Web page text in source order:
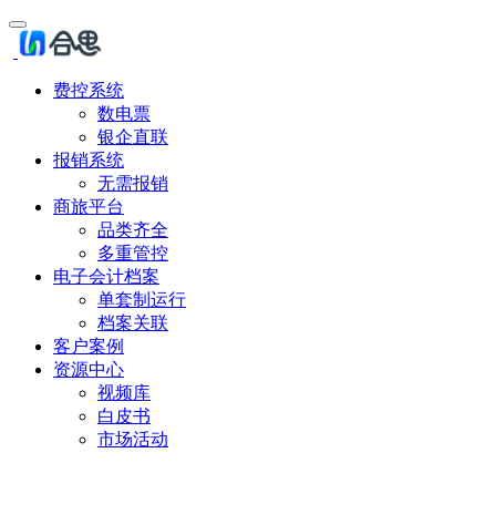
费控系统
数电票
银企直联
报销系统
无需报销
商旅平台
品类齐全
多重管控
电子会计档案
单套制运行
档案关联
客户案例
资源中心
视频库
白皮书
市场活动